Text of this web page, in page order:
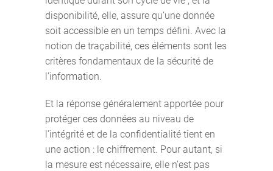
disponibilité, elle, assure qu’une donnée
soit accessible en un temps défini. Avec la
notion de traçabilité, ces éléments sont les
critères fondamentaux de la sécurité de
l’information.
Et la réponse généralement apportée pour
protéger ces données au niveau de
l’intégrité et de la confidentialité tient en
une action : le chiffrement. Pour autant, si
la mesure est nécessaire, elle n’est pas